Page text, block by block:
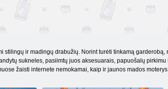
ir madingų drabužių. Norint turėti tinkamą
sukneles, pasiimtų juos aksesuarais, papuošalų
žaisti internete nemokamai, kaip ir jaunos mados